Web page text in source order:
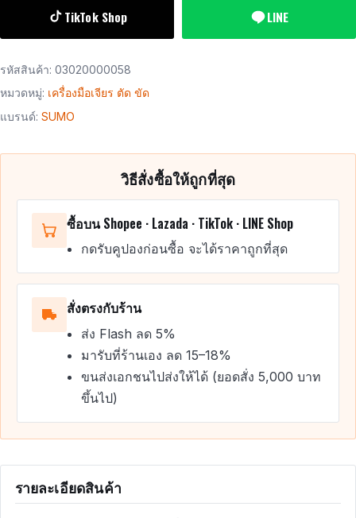
TikTok Shop LINE
รหัสสินค้า: 03020000058
หมวดหมู่: เครื่องมือเจียร ตัด ขัด
แบรนด์: SUMO
วิธีสั่งซื้อให้ถูกที่สุด
ซื้อบน Shopee · Lazada · TikTok · LINE Shop
กดรับคูปองก่อนซื้อ จะได้ราคาถูกที่สุด
สั่งตรงกับร้าน
ส่ง Flash ลด 5%
มารับที่ร้านเอง ลด 15–18%
ขนส่งเอกชนไปส่งให้ได้ (ยอดสั่ง 5,000 บาท
ขึ้นไป)
รายละเอียดสินค้า